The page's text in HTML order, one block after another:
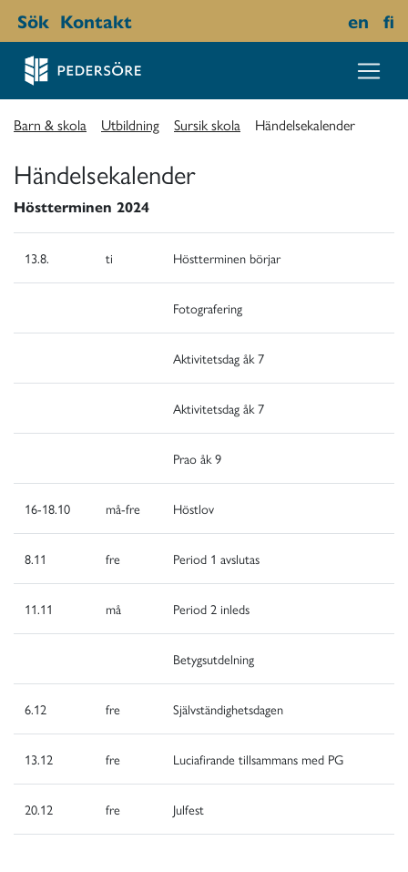
Sök Kontakt en fi
Barn & skola Utbildning Sursik skola Händelsekalender
Händelsekalender
Höstterminen 2024
13.8. ti Höstterminen börjar
Fotografering
Aktivitetsdag åk 7
Aktivitetsdag åk 7
Prao åk 9
16-18.10 må-fre Höstlov
8.11 fre Period 1 avslutas
11.11 må Period 2 inleds
Betygsutdelning
6.12 fre Självständighetsdagen
13.12 fre Luciafirande tillsammans med PG
20.12 fre Julfest